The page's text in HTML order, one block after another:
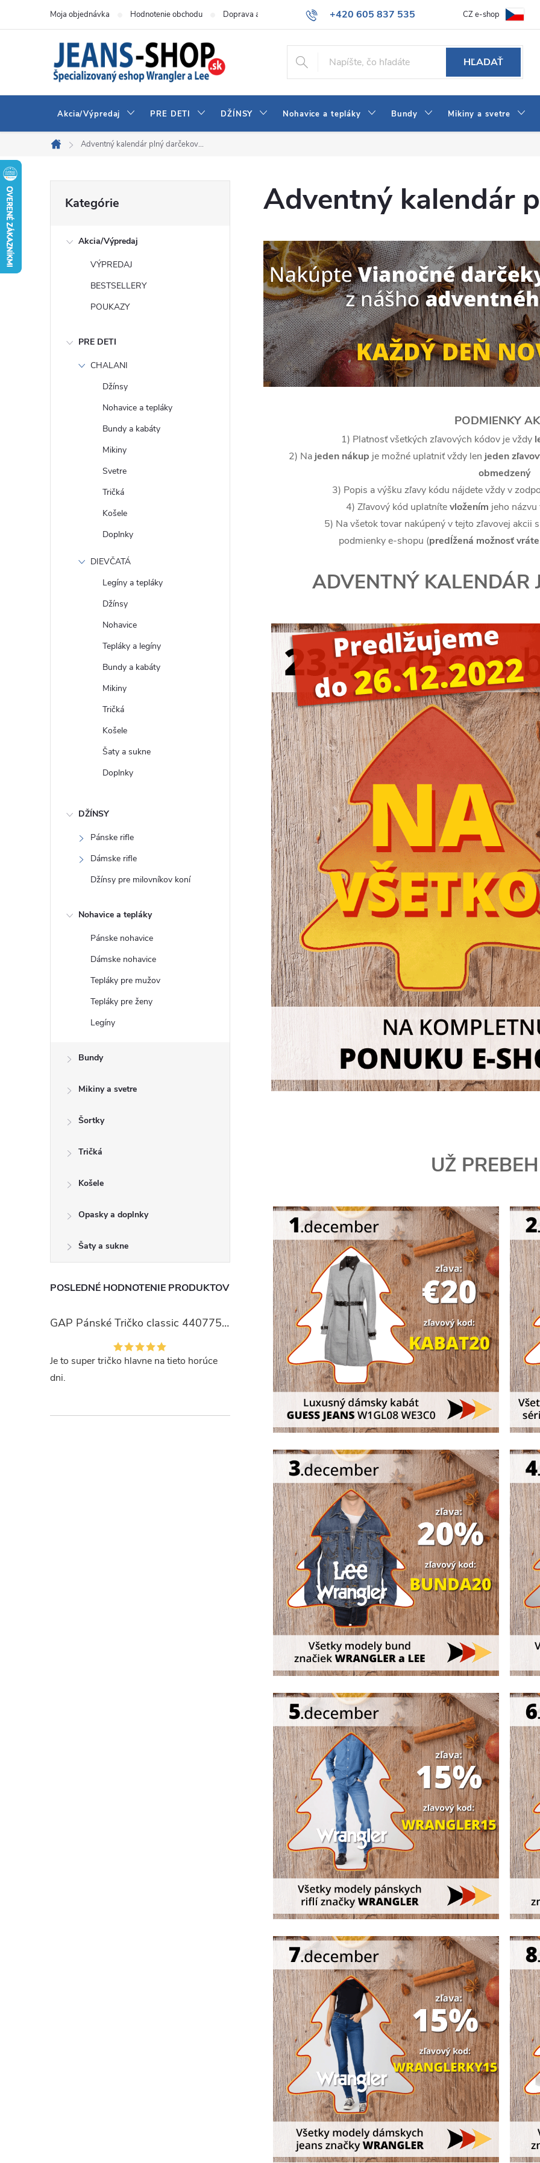
+420 605 837 535
info@jeans-shop.sk
Moja objednávka Hodnotenie obchodu Doprava a platba Všeobecné obchodné podmienky Ako vybrať džínsy Wrangler
CZ e-shop
HĽADAŤ
Akcia/Výpredaj PRE DETI DŽÍNSY Nohavice a tepláky Bundy Mikiny a svetre
Domov
Adventný kalendár plný darčekov...
kategórie
Kategórie
Akcia/Výpredaj
VÝPREDAJ
BESTSELLERY
POUKAZY
PRE DETI
CHALANI
Džínsy
Nohavice a tepláky
Bundy a kabáty
Mikiny
Svetre
Tričká
Košele
Doplnky
DIEVČATÁ
Legíny a tepláky
Džínsy
Nohavice
Tepláky a legíny
Bundy a kabáty
Mikiny
Tričká
Košele
Šaty a sukne
Doplnky
DŽÍNSY
Pánske rifle
Dámske rifle
Džínsy pre milovníkov koní
Nohavice a tepláky
Pánske nohavice
Dámske nohavice
Tepláky pre mužov
Tepláky pre ženy
Legíny
Bundy
Mikiny a svetre
Šortky
Tričká
Košele
Opasky a doplnky
Šaty a sukne
POSLEDNÉ HODNOTENIE PRODUKTOV
GAP Pánské Tričko classic 440775-00
Je to super tričko hlavne na tieto horúce
dni.
Adventný kalendár
PODMIENKY
1) Platnosť všetkých zľavových kódov je vždy
2) Na jeden nákup je možné uplatniť vždy len jeden
obmedzený
3) Popis a výšku zľavy kódu nájdete vždy v
4) Zľavový kód uplatnítevložením jeho
5) Na všetok tovar nakúpený v tejto zľavovej akcii
podmienky e-shopu (predĺžená možnosť
ADVENTNÝ KALENDÁR
UŽ